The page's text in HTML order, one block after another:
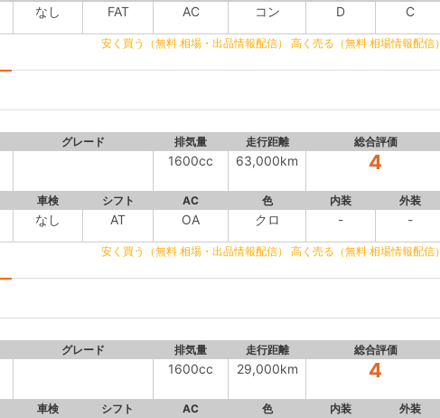
なし FAT AC コン D C
安く買う（無料 相場・出品情報配信） 高く売る（無料 相場情報配信）
グレード 排気量 走行距離 総合評価
1600cc 63,000km 4
車検 シフト AC 色 内装 外装
なし AT OA クロ - -
安く買う（無料 相場・出品情報配信） 高く売る（無料 相場情報配信）
グレード 排気量 走行距離 総合評価
1600cc 29,000km 4
車検 シフト AC 色 内装 外装